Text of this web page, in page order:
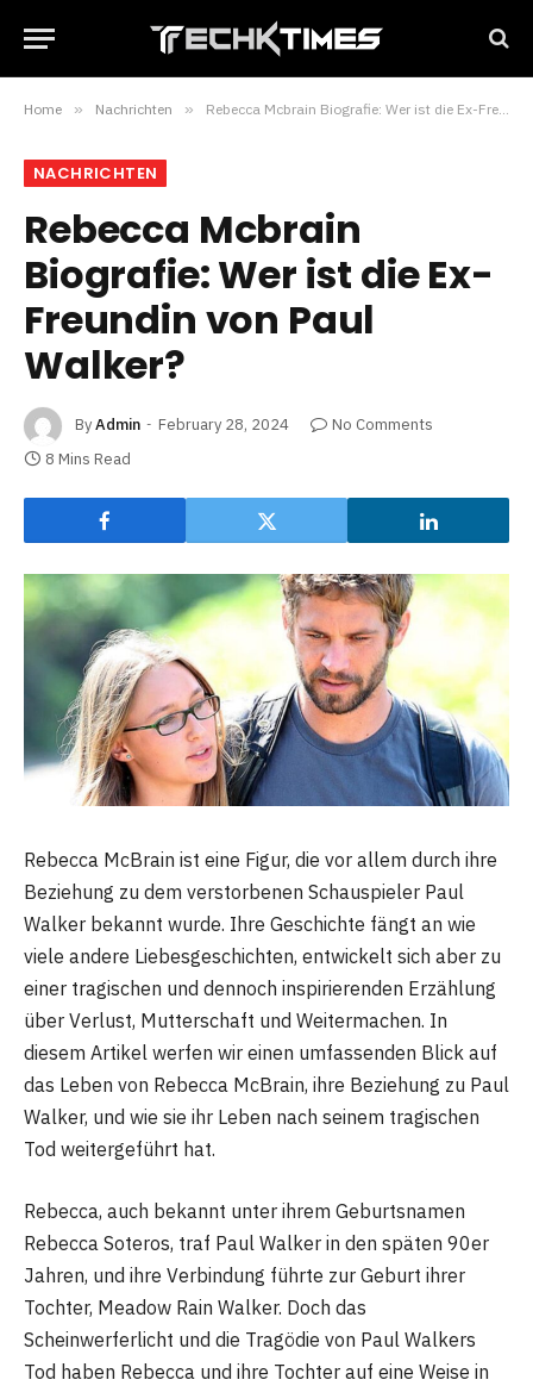
Home » Nachrichten » Rebecca Mcbrain Biografie: Wer ist die Ex-Freundin von Paul Walker?
NACHRICHTEN
Rebecca Mcbrain
Biografie: Wer ist die Ex-
Freundin von Paul
Walker?
ByAdmin February 28, 2024
No Comments
8 Mins Read
Rebecca McBrain ist eine Figur, die vor allem durch ihre
Beziehung zu dem verstorbenen Schauspieler Paul
Walker bekannt wurde. Ihre Geschichte fängt an wie
viele andere Liebesgeschichten, entwickelt sich aber zu
einer tragischen und dennoch inspirierenden Erzählung
über Verlust, Mutterschaft und Weitermachen. In
diesem Artikel werfen wir einen umfassenden Blick auf
das Leben von Rebecca McBrain, ihre Beziehung zu Paul
Walker, und wie sie ihr Leben nach seinem tragischen
Tod weitergeführt hat.
Rebecca, auch bekannt unter ihrem Geburtsnamen
Rebecca Soteros, traf Paul Walker in den späten 90er
Jahren, und ihre Verbindung führte zur Geburt ihrer
Tochter, Meadow Rain Walker. Doch das
Scheinwerferlicht und die Tragödie von Paul Walkers
Tod haben Rebecca und ihre Tochter auf eine Weise in